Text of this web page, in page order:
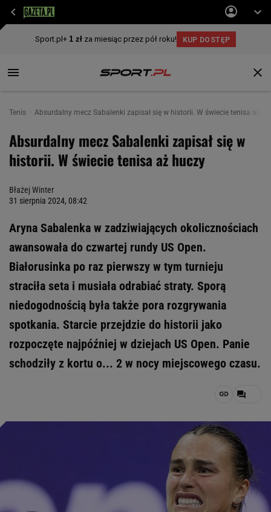
Tenis Absurdalny mecz Sabalenki zapisał się w historii. W świecie tenisa aż
Absurdalny mecz Sabalenki zapisał się w
historii. W świecie tenisa aż huczy
Błażej Winter
31 sierpnia 2024, 08:42
Aryna Sabalenka w zadziwiających okolicznościach
awansowała do czwartej rundy US Open.
Białorusinka po raz pierwszy w tym turnieju
straciła seta i musiała odrabiać straty. Sporą
niedogodnością była także pora rozgrywania
spotkania. Starcie przejdzie do historii jako
rozpoczęte najpóźniej w dziejach US Open. Panie
schodziły z kortu o... 2 w nocy miejscowego czasu.